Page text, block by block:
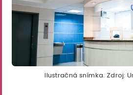
Ilustračná snímka. Zdroj: